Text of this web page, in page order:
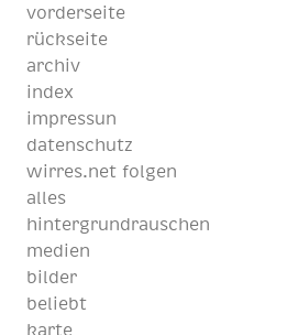
vorderseite
rückseite
archiv
index
impressun
datenschutz
wirres.net folgen
alles
hintergrundrauschen
medien
bilder
beliebt
karte